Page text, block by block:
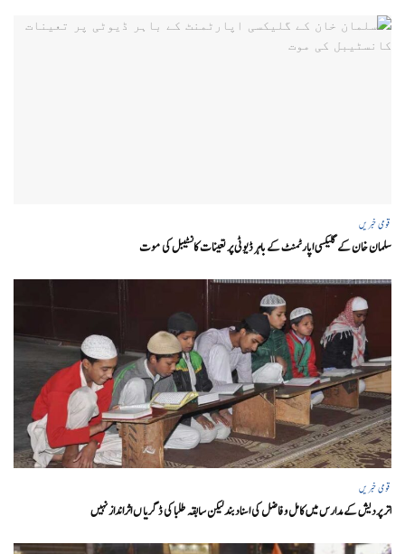
قومی خبریں
سلمان خان کے گلیکسی اپارٹمنٹ کے باہر ڈیوٹی پر تعینات کانسٹیبل کی موت
قومی خبریں
اتر پردیش کےمدارس میں کامل و فاضل کی اسناد بند لیکن سابقہ طلبا کی ڈگریا ں اثرانداز نہیں